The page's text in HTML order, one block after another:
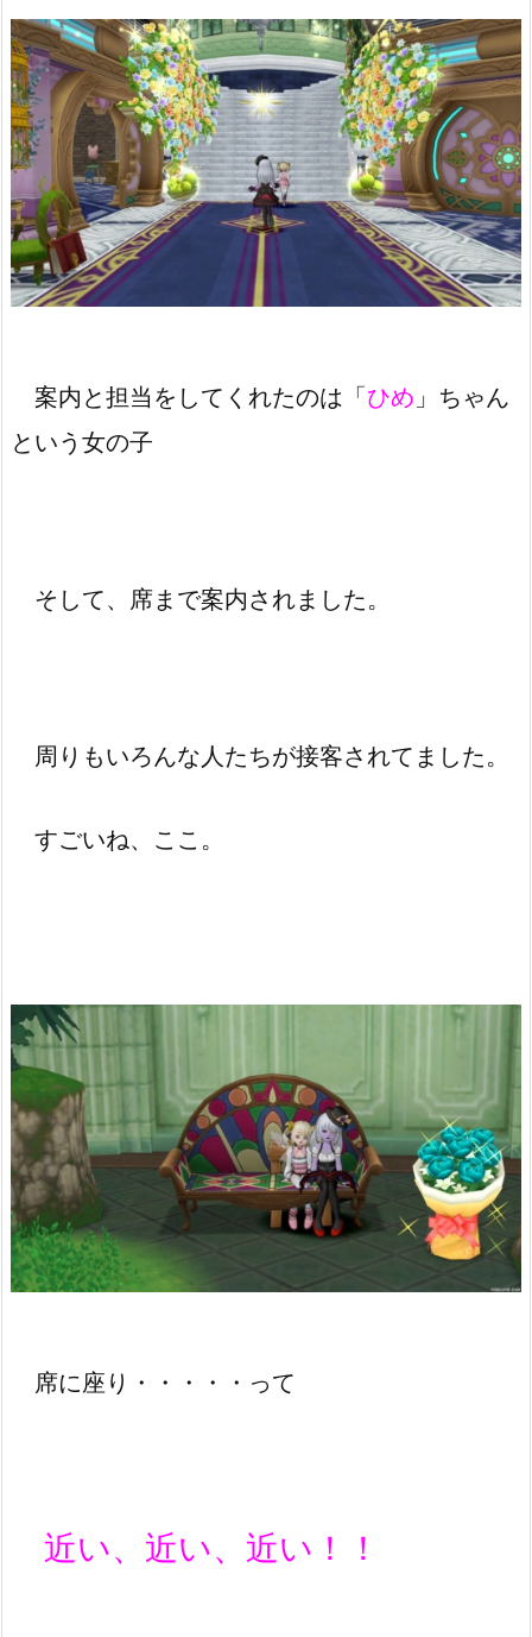
案内と担当をしてくれたのは「ひめ 」ちゃん
という女の子
そして、席まで案内されました。
周りもいろんな人たちが接客されてました。
すごいね、ここ。
席に座り・・・・・って
近い、近い、近い！！